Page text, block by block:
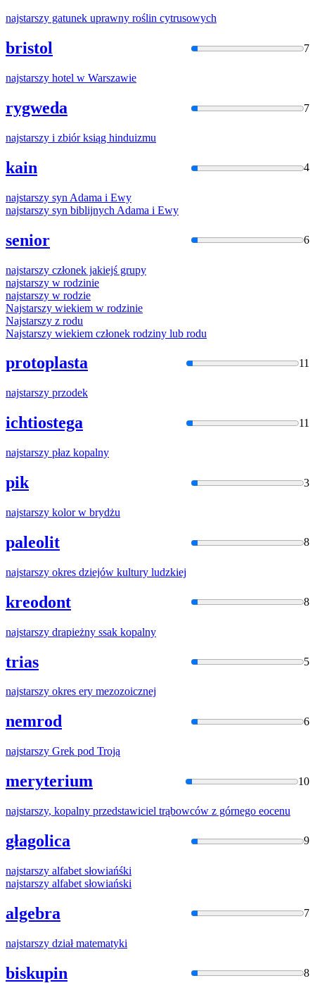
najstarszy gatunek uprawny roślin cytrusowych
bristol 7
najstarszy hotel w Warszawie
rygweda 7
najstarszy i zbiór ksiąg hinduizmu
kain 4
najstarszy syn Adama i Ewy
najstarszy syn biblijnych Adama i Ewy
senior 6
najstarszy członek jakiejś grupy
najstarszy w rodzinie
najstarszy w rodzie
Najstarszy wiekiem w rodzinie
Najstarszy z rodu
Najstarszy wiekiem członek rodziny lub rodu
protoplasta 11
najstarszy przodek
ichtiostega 11
najstarszy płaz kopalny
pik 3
najstarszy kolorw brydżu
paleolit 8
najstarszy okres dziejów kultury ludzkiej
kreodont 8
najstarszy drapieżny ssak kopalny
trias 5
najstarszy okres ery mezozoicznej
nemrod 6
najstarszy Grek pod Troją
meryterium 10
najstarszy, kopalny przedstawiciel trąbowców z górnego eocenu
głagolica 9
najstarszy alfabet słowiańśki
najstarszy alfabet słowiański
algebra 7
najstarszy dział matematyki
biskupin 8